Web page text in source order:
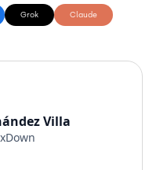
Grok Claude
Villa